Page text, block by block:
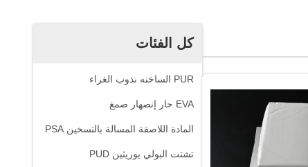
كل الفئات
PUR الساخنه نذوب الغراء
EVA حار إنصهار صمغ
المادة اللاصقة المسالة بالتسخين PSA
تشتت البولي يوريثين PUD